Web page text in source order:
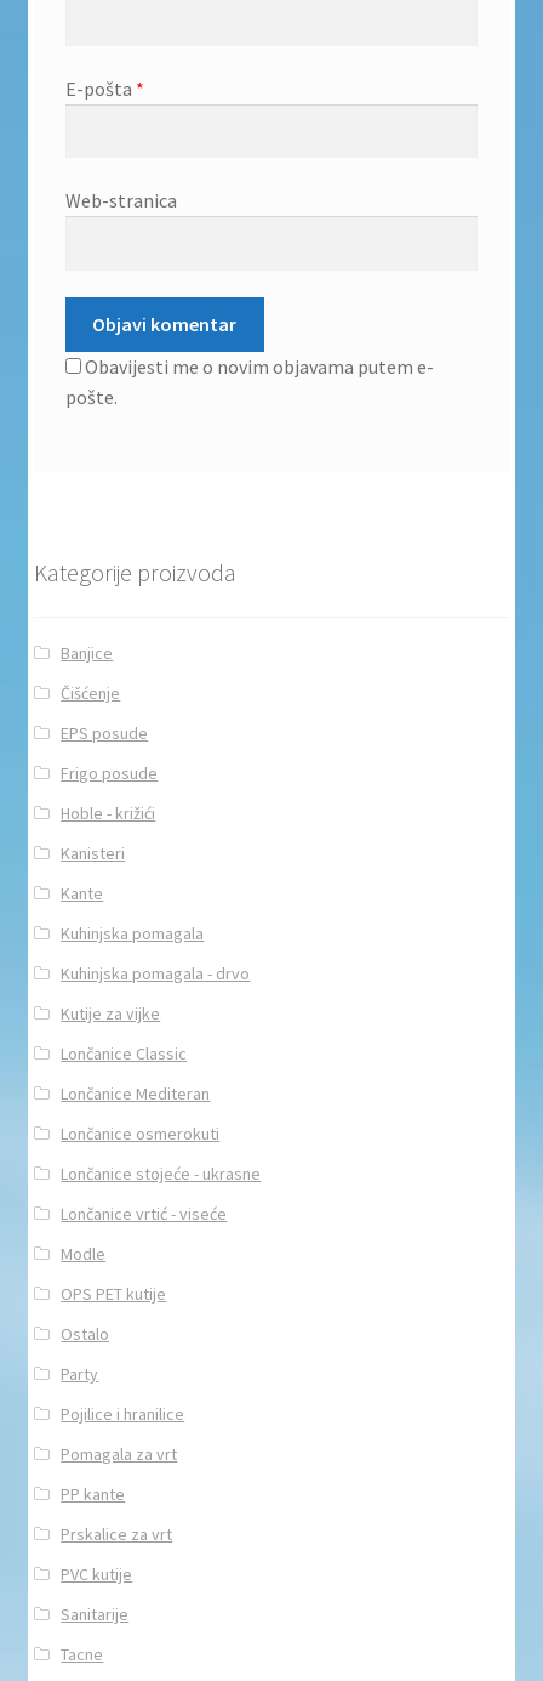
E-pošta *
Web-stranica
Obavijesti me o novim objavama putem e-
pošte.
Kategorije proizvoda
Banjice
Čišćenje
EPS posude
Frigo posude
Hoble - križići
Kanisteri
Kante
Kuhinjska pomagala
Kuhinjska pomagala - drvo
Kutije za vijke
Lončanice Classic
Lončanice Mediteran
Lončanice osmerokuti
Lončanice stojeće - ukrasne
Lončanice vrtić - viseće
Modle
OPS PET kutije
Ostalo
Party
Pojilice i hranilice
Pomagala za vrt
PP kante
Prskalice za vrt
PVC kutije
Sanitarije
Tacne